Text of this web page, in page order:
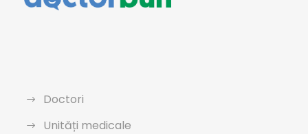
Doctori
Unități medicale